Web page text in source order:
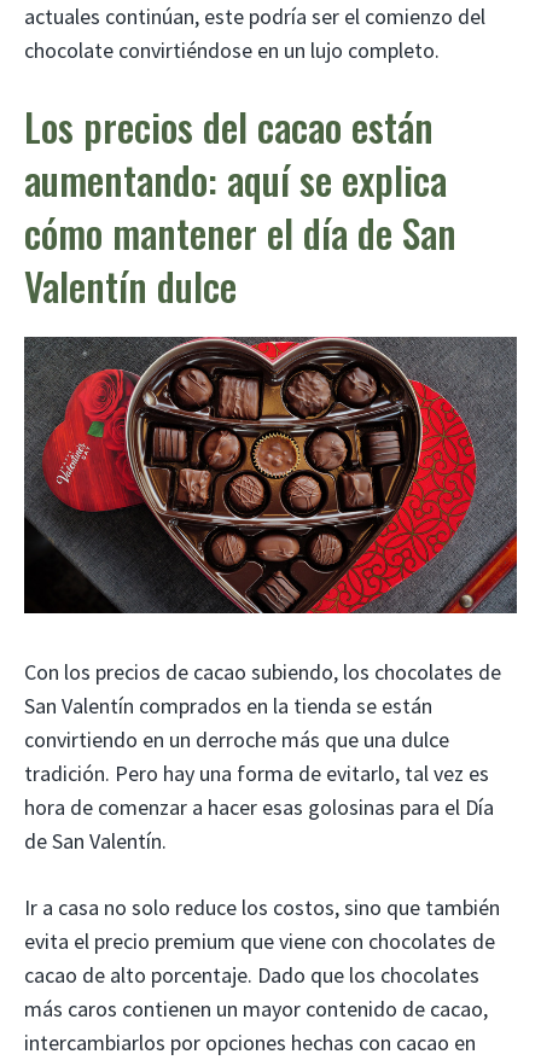
actuales continúan, este podría ser el comienzo del
chocolate convirtiéndose en un lujo completo.
Los precios del cacao están
aumentando: aquí se explica
cómo mantener el día de San
Valentín dulce
Con los precios de cacao subiendo, los chocolates de
San Valentín comprados en la tienda se están
convirtiendo en un derroche más que una dulce
tradición. Pero hay una forma de evitarlo, tal vez es
hora de comenzar a hacer esas golosinas para el Día
de San Valentín.
Ir a casa no solo reduce los costos, sino que también
evita el precio premium que viene con chocolates de
cacao de alto porcentaje. Dado que los chocolates
más caros contienen un mayor contenido de cacao,
intercambiarlos por opciones hechas con cacao en